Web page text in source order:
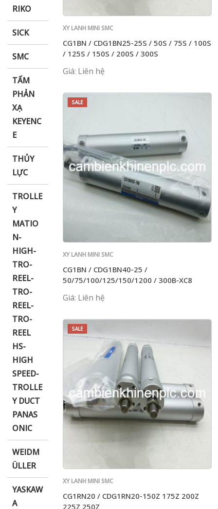
RIKO
SICK
SMC
TẤM
PHẢN
XẠ
KEYENC
E
THỦY
LỰC
TROLLE
Y
MATIO
N-
HIGH-
TRO-
REEL-
TRO-
REEL-
TRO-
REEL
HS-
HIGH
SPEED-
TROLLE
Y DUCT
PANAS
ONIC
WEIDM
ÜLLER
YASKAW
A
XY LANH MINI SMC
CG1BN / CDG1BN25-25S / 50S / 75S / 100S
/ 125S / 150S / 200S / 300S
Giá: Liên hệ
SALE
XY LANH MINI SMC
CG1BN / CDG1BN40-25 /
50/75/100/125/150/1200 / 300B-XC8
Giá: Liên hệ
SALE
XY LANH MINI SMC
CG1RN20 / CDG1RN20-150Z 175Z 200Z
225Z 250Z